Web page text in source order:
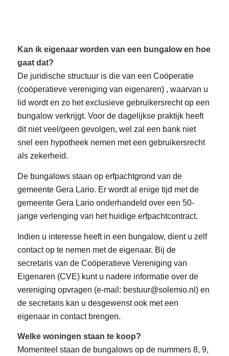
Kan ik eigenaar worden van een bungalow en hoe
gaat dat?
De juridische structuur is die van een Coöperatie
(coöperatieve vereniging van eigenaren) , waarvan u
lid wordt en zo het exclusieve gebruikersrecht op een
bungalow verkrijgt. Voor de dagelijkse praktijk heeft
dit niet veel/geen gevolgen, wel zal een bank niet
snel een hypotheek nemen met een gebruikersrecht
als zekerheid.
De bungalows staan op erfpachtgrond van de
gemeente Gera Lario. Er wordt al enige tijd met de
gemeente Gera Lario onderhandeld over een 50-
jarige verlenging van het huidige erfpachtcontract.
Indien u interesse heeft in een bungalow, dient u zelf
contact op te nemen met de eigenaar. Bij de
secretaris van de Coöperatieve Vereniging van
Eigenaren (CVE) kunt u nadere informatie over de
vereniging opvragen (e-mail: bestuur@solemio.nl) en
de secretaris kan u desgewenst ook met een
eigenaar in contact brengen.
Welke woningen staan te koop?
Momenteel staan de bungalows op de nummers 8, 9,